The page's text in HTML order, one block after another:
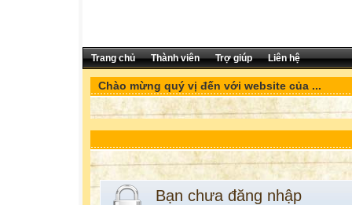
Trang chủ Thành viên Trợ giúp Liên hệ
Chào mừng quý vị đến với website của ...
Bạn chưa đăng nhập